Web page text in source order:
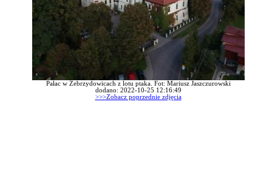
Pałac w Zebrzydowicach z lotu ptaka. Fot: Mariusz Jaszczurowski
dodano: 2022-10-25 12:16:49
>>>Zobacz poprzednie zdjęcia